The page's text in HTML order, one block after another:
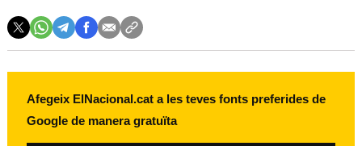
Afegeix ElNacional.cat a les teves fonts preferides de
Google de manera gratuïta